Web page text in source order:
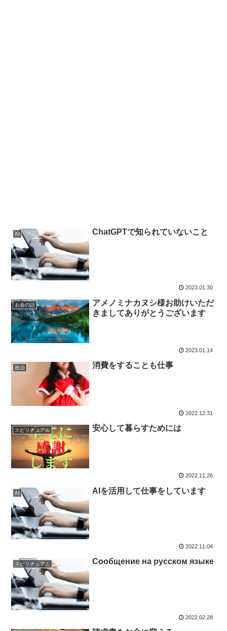
AI ChatGPTで知られていないこと
2023.01.30
お金の話
アメノミナカヌシ様お助けいただ
きましてありがとうございます
2023.01.14
政治 消費をすることも仕事
2022.12.31
スピリチュアル 安心して暮らすためには
2022.11.26
AI AIを活用して仕事をしています
2022.11.04
スピリチュアル Сообщение на русском языке
2022.02.28